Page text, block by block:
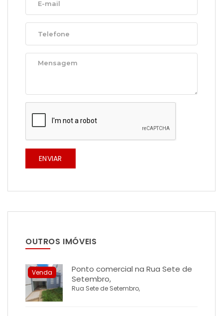
ENVIAR
OUTROS IMÓVEIS
Venda
Ponto comercial na Rua Sete de
Setembro,
Rua Sete de Setembro,